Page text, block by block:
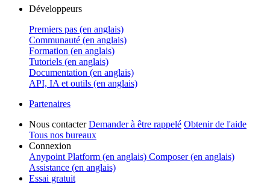
Développeurs
Premiers pas (en anglais)
Communauté (en anglais)
Formation (en anglais)
Tutoriels (en anglais)
Documentation (en anglais)
API, IA et outils (en anglais)
Partenaires
Nous contacter Demander à être rappelé Obtenir de l'aide
Tous nos bureaux
Connexion
Anypoint Platform (en anglais) Composer (en anglais)
Assistance (en anglais)
Essai gratuit